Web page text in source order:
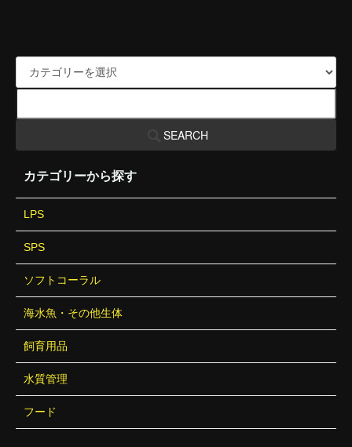
SEARCH
カテゴリーから探す
LPS
SPS
ソフトコーラル
海水魚・その他生体
飼育用品
水質管理
フード